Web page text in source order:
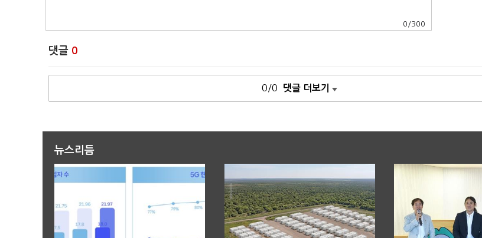
0 /300
댓글 0
0/0 댓글 더보기
뉴스리듬